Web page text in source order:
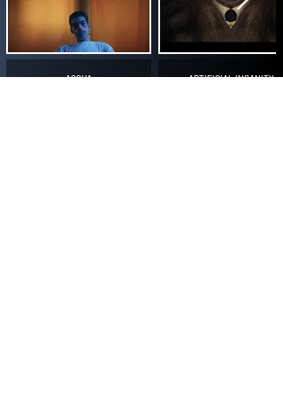
ACQUA ARTIFICIAL INSANITY